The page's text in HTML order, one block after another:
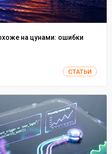
на цунами: ошибки
СТАТЬИ